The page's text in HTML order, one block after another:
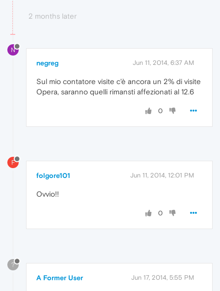
2 months later
N
negreg Jun 11, 2014, 6:37 AM
Sul mio contatore visite c'è ancora un 2% di visite
Opera, saranno quelli rimansti affezionati al 12.6
0
F
folgore101 Jun 11, 2014, 12:01 PM
Ovvio!!
0
?
A Former User Jun 17, 2014, 5:55 PM